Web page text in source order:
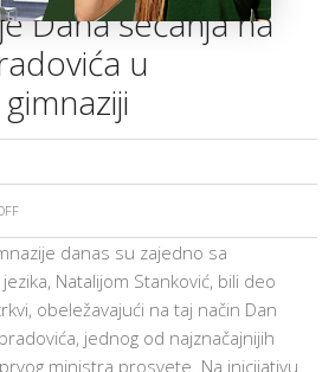
Dana sećanja na
u
OBELEŽAVANJE
DANA
SEĆANJA
NA
danas su zajedno sa
Natalijom Stanković, bili deo
obeležavajući na taj način Dan
jednog od najznačajnijih
ministra prosvete. Na inicijativu